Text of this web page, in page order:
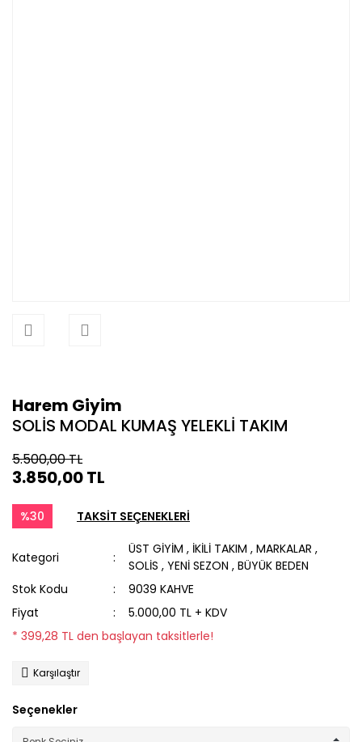
Harem Giyim
SOLİS MODAL KUMAŞ YELEKLİ TAKIM
5.500,00 TL
3.850,00 TL
%30 TAKSİT SEÇENEKLERİ
Kategori
ÜST GİYİM , İKİLİ TAKIM ,MARKALAR ,
SOLİS ,YENİ SEZON,BÜYÜK BEDEN
Stok Kodu
9039 KAHVE
Fiyat
5.000,00 TL + KDV
* 399,28 TL den başlayan taksitlerle!
Karşılaştır
Seçenekler